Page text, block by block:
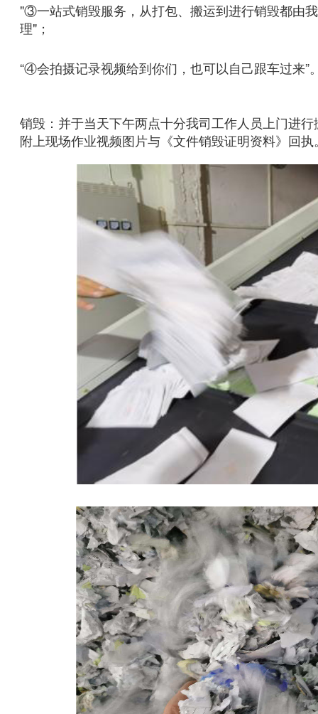
"③一站式销毁服务，从打包、搬运到进行销毁都由
理"；
“④会拍摄记录视频给到你们，也可以自己跟车过来”
销毁：并于当天下午两点十分我司工作人员上门进
附上现场作业视频图片与《文件销毁证明资料》回执